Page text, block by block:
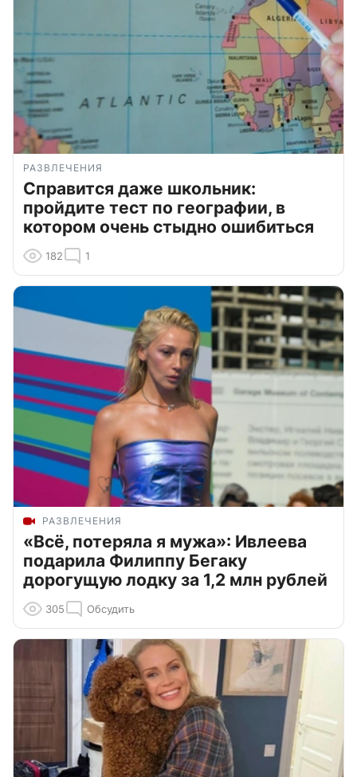
РАЗВЛЕЧЕНИЯ
Справится даже школьник:
пройдите тест по географии, в
котором очень стыдно ошибиться
182 1
РАЗВЛЕЧЕНИЯ
«Всё, потеряла я мужа»: Ивлеева
подарила Филиппу Бегаку
дорогущую лодку за 1,2 млн рублей
305 Обсудить